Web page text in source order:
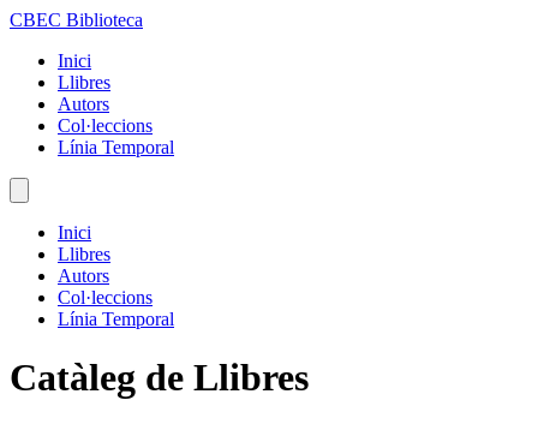
CBEC Biblioteca
Inici
Llibres
Autors
Col·leccions
Línia Temporal
Inici
Llibres
Autors
Col·leccions
Línia Temporal
Catàleg de Llibres